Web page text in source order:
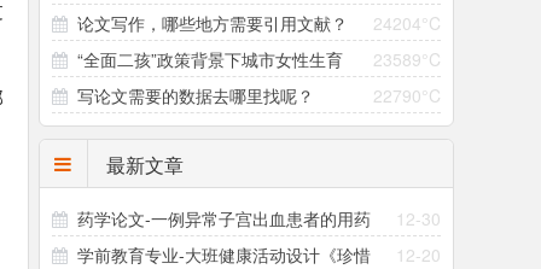
再翻译成英文直接投稿？
24204°C
论文写作，哪些地方需要引用文献？
引用参考文献有哪些注意事项？
23589°C
“全面二孩”政策背景下城市女性生育
意愿与生育行为差异研究
22790°C
写论文需要的数据去哪里找呢？
最新文章
12-30
药学论文-一例异常子宫出血患者的用药
指导方案设计
12-20
学前教育专业-大班健康活动设计《珍惜